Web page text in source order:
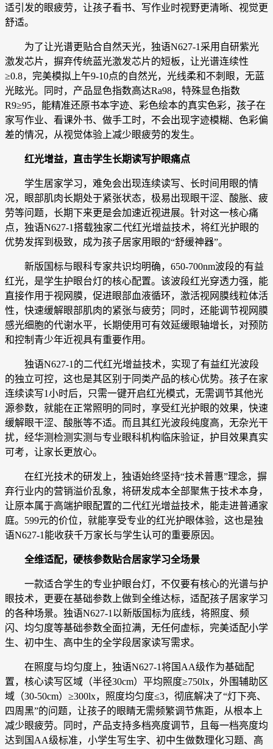
适引发的眼疲劳，让孩子看书、写作业时视野更清晰、视觉更
舒适。
为了让光谱更贴合自然天光，独语N627-1采用自研紫光
激发芯片，摒弃传统蓝光激发芯片的短板，让光谱连续性
≥0.8，完美模拟上午9-10点的自然光，光线柔和不刺眼，无蓝
光眩光。同时，产品显色指数高达Ra98，特殊显色指数
R9≥95，能精准还原书本字迹、彩色绘本的真实色彩，孩子在
家写作业、看课外书、做手工时，不会出现字迹模糊、色彩偏
差的情况，从视觉体验上减少眼疲劳的发生。
红光增益，直击学生长期读写护眼痛点
学生居家学习，难免会出现连续读写、长时间用眼的情
况，眼部肌肉长期处于紧张状态，极易出现眼干涩、酸胀、疲
劳等问题，长期下来更是会加速近视进展。针对这一核心痛
点，独语N627-1搭载独家二代红光增益技术，将红光护眼的
优势发挥到极致，成为孩子居家用眼的“舒缓神器”。
新版国标与眼科专家共识均明确，650-700nm波段的有益
红光，是学生护眼台灯的核心配置。该波段红光穿透力强，能
直接作用于视网膜，促进眼部血液循环，激活视网膜线粒体活
性，快速缓解眼部肌肉的紧张与疲劳；同时，还能调节视网膜
感光细胞的代谢水平，长期使用可有效延缓眼轴增长，对预防
和控制青少年近视具有重要作用。
独语N627-1的二代红光增益技术，实现了有益红光波段
的独立可控，这也是其区别于同类产品的核心优势。孩子在家
连续读写1小时后，只需一键开启红光模式，无需调节其他光
源参数，就能在正常照明的同时，享受红光护眼的效果，快速
缓解眼干涩、酸胀等不适。而且其红光波段纯度高，无杂光干
扰，经华测检测实测与专业眼科机构临床验证，护目效果真实
可考，让家长更放心。
在红光技术的研发上，独语始终坚持“技术普惠”理念，摒
弃行业内的营销溢价乱象，将研发成本全部聚焦于技术本身，
让原本属于高端护眼配置的二代红光增益技术，能走进普通家
庭。599元的价位，就能享受专业的红光护眼体验，这也是独
语N627-1能收获千万家长与学生认可的重要原因。
全维适配，硬核参数贴合居家学习全场景
一款适合学生的专业护眼台灯，不仅要有核心的光谱与护
眼技术，更要在基础参数上做到全维达标，适配孩子居家学习
的各种场景。独语N627-1以新版国标为底线，将照度、频
闪、均匀度等基础参数全面拉满，无任何虚标，完美适配小学
生、初中生、高中生的全学段居家读写需求。
在照度与均匀度上，独语N627-1将国AA级作为基础配
置，核心读写区域（半径30cm）平均照度≥750lx，外围辅助区
域（30-50cm）≥300lx，照度均匀度≤3，彻底解决了“灯下亮、
四周黑”的问题，让孩子的眼睛无需频繁调节焦距，从根本上
减少眼疲劳。同时，产品支持多档亮度调节，且每一档亮度均
达到国AA级标准，小学生写生字、初中生做数理化习题、高